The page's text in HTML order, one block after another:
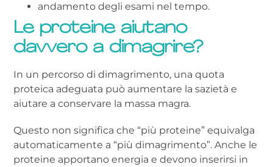
andamento degli esami nel tempo.
Le proteine aiutano
davvero a dimagrire?
In un percorso di dimagrimento, una quota
proteica adeguata può aumentare la sazietà e
aiutare a conservare la massa magra.
Questo non significa che “più proteine” equivalga
automaticamente a “più dimagrimento”. Anche le
proteine apportano energia e devono inserirsi in